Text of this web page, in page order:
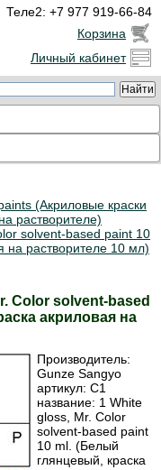
Теле2: +7 977 919-66-84
Корзина
Личный кабинет
(Акриловые краски
растворителе)
solvent-based paint 10
на растворителе 10 мл)
Color solvent-based
акриловая на
Производитель:
Gunze Sangyo
артикул: C1
название: 1 White
gloss, Mr. Color
solvent-based paint
10 ml. (Белый
глянцевый, краска